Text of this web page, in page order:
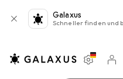
Galaxus
Schneller finden und
Merklisten
Warenkorb